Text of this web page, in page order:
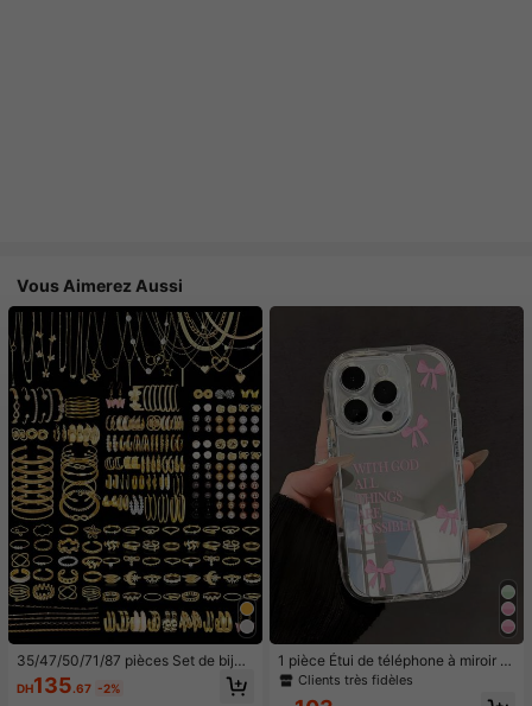
Vous Aimerez Aussi
35/47/50/71/87 pièces Set de bijou
x style bohème, comprenant des bo
ucles d'oreilles, colliers, bagues, br
DH135.67 -2%
1 pièce Étui de téléphone à miroir ro
se minimaliste, style fille avec motif
Clients très fidèles